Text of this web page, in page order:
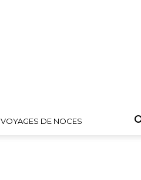
VOYAGES DE NOCES